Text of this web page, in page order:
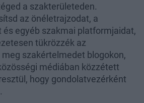
a szakterületeden.
az önéletrajzodat, a
és egyéb szakmai platformjaidat,
tükrözzék az
szakértelmedet blogokon,
médiában közzétett
hogy gondolatvezérként